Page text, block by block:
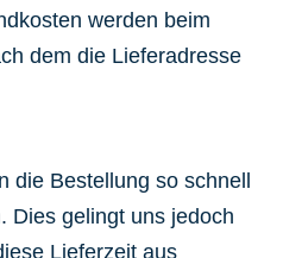
werden beim
dem die Lieferadresse
die Bestellung so schnell
Dies gelingt uns jedoch
Lieferzeit aus